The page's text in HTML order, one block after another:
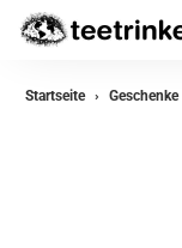
Startseite Geschenke